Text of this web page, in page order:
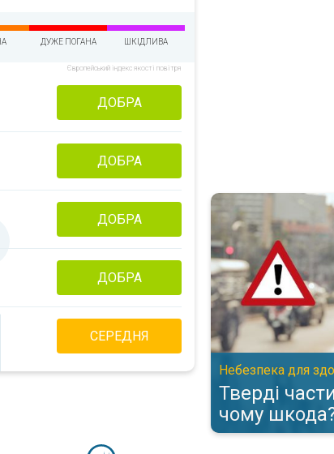
ДУЖЕ ПОГАНА ШКІДЛИВА
Європейський індекс якості повітря
ДОБРА
ДОБРА
ДОБРА
ДОБРА
СЕРЕДНЯ
Тверді частинки у
Небезпека для
Тверді
чому